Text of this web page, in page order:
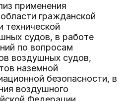
применения
гражданской
технической
судов, в работе
по вопросам
воздушных судов,
наземной
безопасности, в
воздушного